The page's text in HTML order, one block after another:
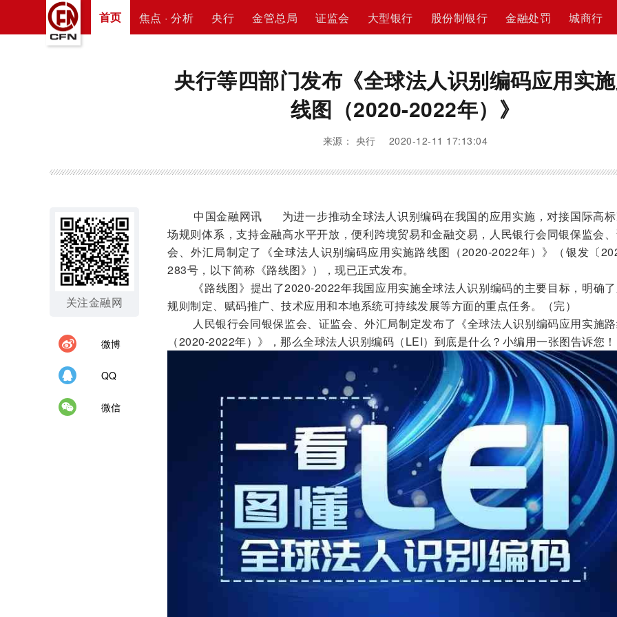
首页 焦点 · 分析 央行 金管总局 证监会 大型银行 股份制银行 金融处罚 城商行
央行等四部门发布《全球法人识别编码应用实
线图（2020-2022年）》
来源： 央行 2020-12-11 17:13:04
关注金融网
微博
QQ
微信
中国金融网讯 为进一步推动全球法人识别编码在我国的应用实施，对接国际高
场规则体系，支持金融高水平开放，便利跨境贸易和金融交易，人民银行会同银保监会
会、外汇局制定了《全球法人识别编码应用实施路线图（2020-2022年）》（银发〔
283号，以下简称《路线图》），现已正式发布。
《路线图》提出了2020-2022年我国应用实施全球法人识别编码的主要目标，明确
规则制定、赋码推广、技术应用和本地系统可持续发展等方面的重点任务。（完）
人民银行会同银保监会、证监会、外汇局制定发布了《全球法人识别编码应用实施
（2020-2022年）》，那么全球法人识别编码（LEI）到底是什么？小编用一张图告诉您！